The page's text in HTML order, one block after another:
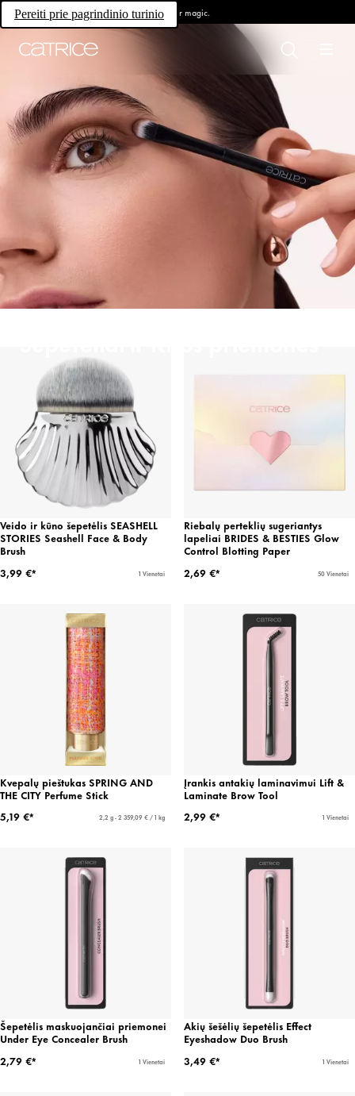
Pereiti prie pagrindinio turinioOwn your magic.
Veido ir kūno šepetėlis SEASHELL
STORIES Seashell Face & Body
Brush
3,99 €*
1 Vienetai
Riebalų perteklių sugeriantys
lapeliai BRIDES & BESTIES Glow
Control Blotting Paper
2,69 €*
50 Vienetai
Kvepalų pieštukas SPRING AND
THE CITY Perfume Stick
5,19 €*
2,2 g - 2 359,09 € / 1 kg
Įrankis antakių laminavimui Lift &
Laminate Brow Tool
2,99 €*
1 Vienetai
Šepetėlis maskuojančiai priemonei
Under Eye Concealer Brush
2,79 €*
1 Vienetai
Akių šešėlių šepetėlis Effect
Eyeshadow Duo Brush
3,49 €*
1 Vienetai